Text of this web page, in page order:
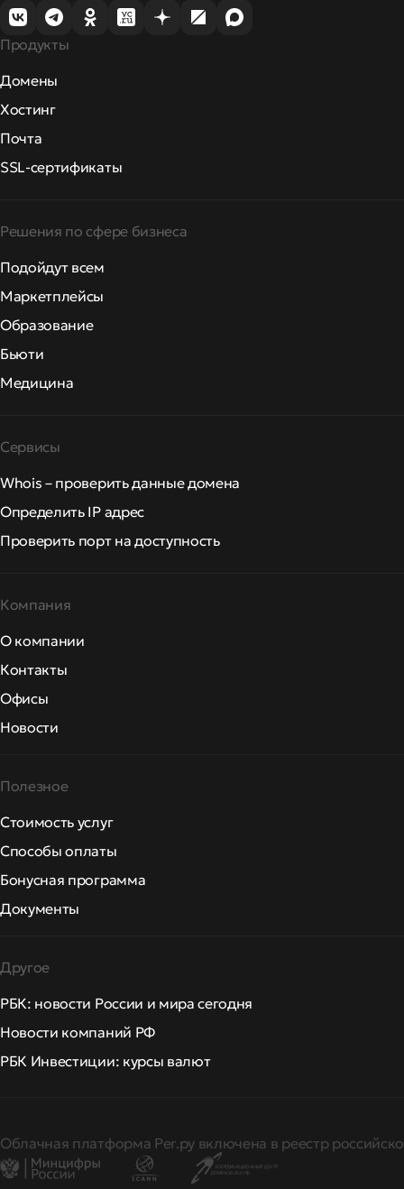
Продукты
Домены
Хостинг
Почта
SSL-сертификаты
Решения по сфере бизнеса
Подойдут всем
Маркетплейсы
Образование
Бьюти
Медицина
Сервисы
Whois – проверить данные домена
Определить IP адрес
Проверить порт на доступность
Компания
О компании
Контакты
Офисы
Новости
Полезное
Стоимость услуг
Способы оплаты
Бонусная программа
Документы
Другое
РБК: новости России и мира сегодня
Новости компаний РФ
РБК Инвестиции: курсы валют
Облачная платформа Рег.ру включена в реестр